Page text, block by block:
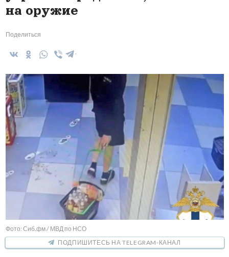
на оружие
Поделиться
Фото: Сиб.фм / МВД по НСО
ПОДПИШИТЕСЬ НА TELEGRAM-КАНАЛ